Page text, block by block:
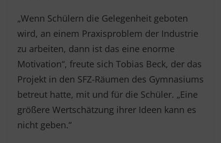
„Wenn Schülern die Gelegenheit geboten
wird, an einem Praxisproblem der Industrie
zu arbeiten, dann ist das eine enorme
Motivation“, freute sich Tobias Beck, der das
Projekt in den SFZ-Räumen des Gymnasiums
betreut hatte, mit und für die Schüler. „Eine
größere Wertschätzung ihrer Ideen kann es
nicht geben.“